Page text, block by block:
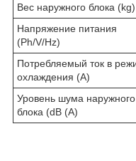
Вес наружного блока (kg)
Напряжение питания
(Ph/V/Hz)
Потребляемый ток в
охлаждения (A)
Уровень шума наружного
блока (dB (A)